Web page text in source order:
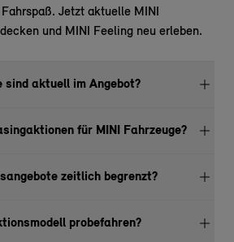
Jetzt aktuelle MINI
und MINI Feeling neu erleben.
sind aktuell im Angebot?
für MINI Fahrzeuge?
zeitlich begrenzt?
probefahren?